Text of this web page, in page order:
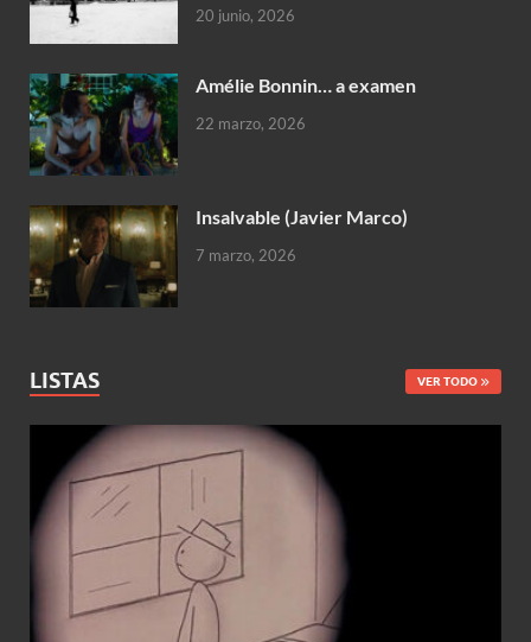
20 junio, 2026
Amélie Bonnin… a examen
22 marzo, 2026
Insalvable (Javier Marco)
7 marzo, 2026
LISTAS VER TODO